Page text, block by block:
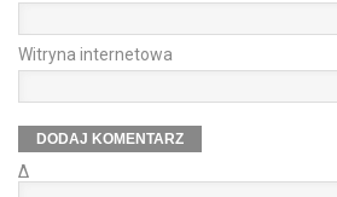
Witryna internetowa
Δ